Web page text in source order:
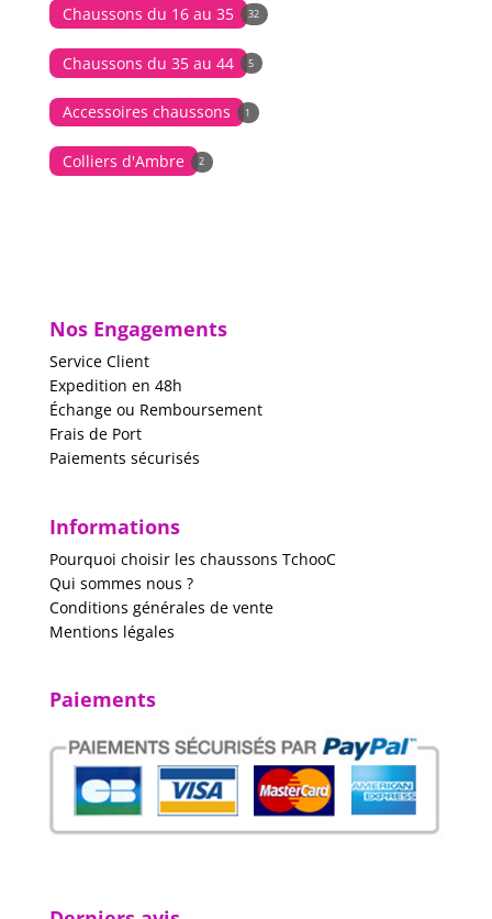
Chaussons du 16 au 35 32
Chaussons du 35 au 44 5
Accessoires chaussons 1
Colliers d'Ambre 2
Nos Engagements
Service Client
Expedition en 48h
Échange ou Remboursement
Frais de Port
Paiements sécurisés
Informations
Pourquoi choisir les chaussons TchooC
Qui sommes nous ?
Conditions générales de vente
Mentions légales
Paiements